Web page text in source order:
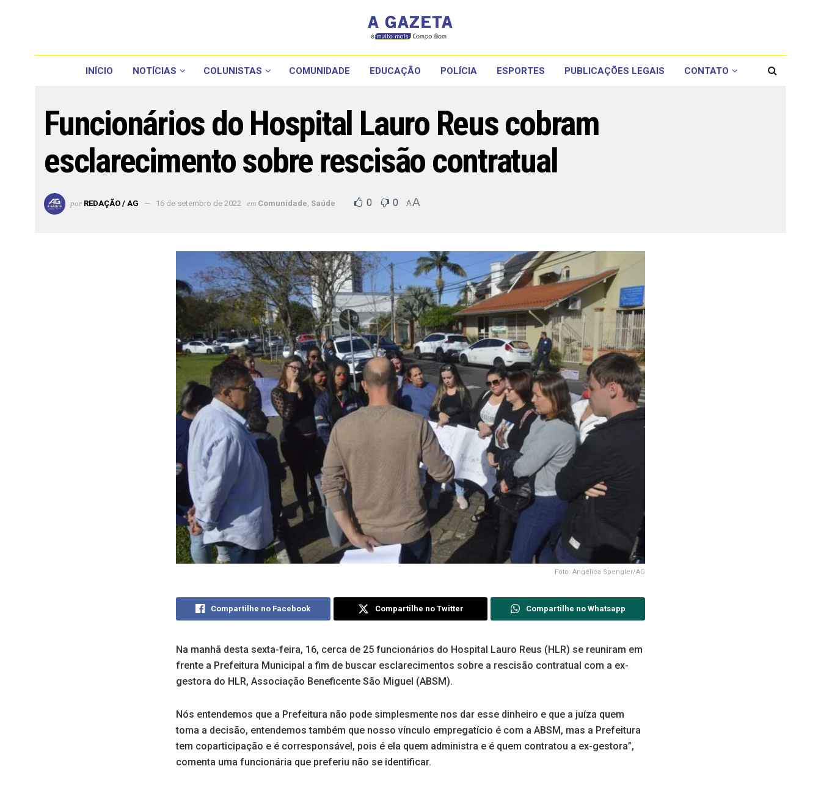
INÍCIO NOTÍCIAS COLUNISTAS COMUNIDADE EDUCAÇÃO POLÍCIA ESPORTES PUBLICAÇÕES LEGAIS CONTATO
Funcionários do Hospital Lauro Reus cobram
esclarecimento sobre rescisão contratual
por REDAÇÃO / AG 16 de setembro de 2022 em Comunidade, Saúde 0 0 AA
Foto: Angélica Spengler/AG
Compartilhe no Facebook Compartilhe no Twitter Compartilhe no Whatsapp
Na manhã desta sexta-feira, 16, cerca de 25 funcionários do Hospital Lauro Reus (HLR) se reuniram em
frente a Prefeitura Municipal a fim de buscar esclarecimentos sobre a rescisão contratual com a ex-
gestora do HLR, Associação Beneficente São Miguel (ABSM).
Nós entendemos que a Prefeitura não pode simplesmente nos dar esse dinheiro e que a juíza quem
toma a decisão, entendemos também que nosso vínculo empregatício é com a ABSM, mas a Prefeitura
tem coparticipação e é corresponsável, pois é ela quem administra e é quem contratou a ex-gestora”,
comenta uma funcionária que preferiu não se identificar.